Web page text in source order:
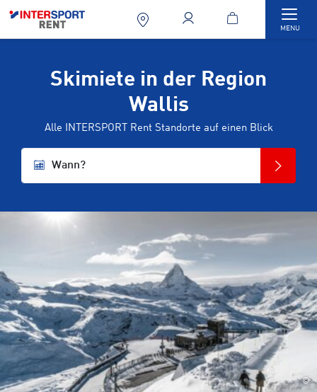
MENU
Skimiete in der Region
Wallis
Alle INTERSPORT Rent Standorte auf einen Blick
Wann?
©